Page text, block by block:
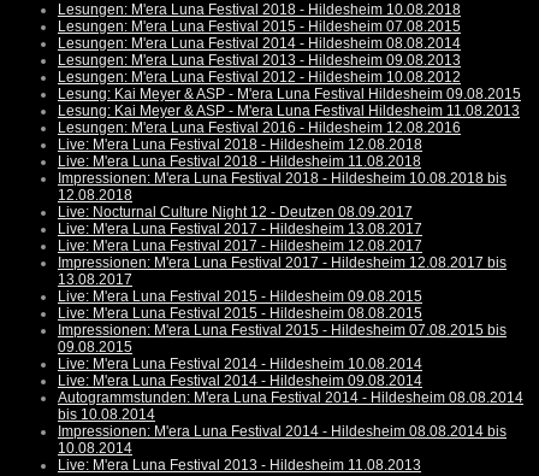
Lesungen: M'era Luna Festival 2018 - Hildesheim 10.08.2018
Lesungen: M'era Luna Festival 2015 - Hildesheim 07.08.2015
Lesungen: M'era Luna Festival 2014 - Hildesheim 08.08.2014
Lesungen: M'era Luna Festival 2013 - Hildesheim 09.08.2013
Lesungen: M'era Luna Festival 2012 - Hildesheim 10.08.2012
Lesung: Kai Meyer & ASP - M'era Luna Festival Hildesheim 09.08.2015
Lesung: Kai Meyer & ASP - M'era Luna Festival Hildesheim 11.08.2013
Lesungen: M'era Luna Festival 2016 - Hildesheim 12.08.2016
Live: M'era Luna Festival 2018 - Hildesheim 12.08.2018
Live: M'era Luna Festival 2018 - Hildesheim 11.08.2018
Impressionen: M'era Luna Festival 2018 - Hildesheim 10.08.2018 bis
12.08.2018
Live: Nocturnal Culture Night 12 - Deutzen 08.09.2017
Live: M'era Luna Festival 2017 - Hildesheim 13.08.2017
Live: M'era Luna Festival 2017 - Hildesheim 12.08.2017
Impressionen: M'era Luna Festival 2017 - Hildesheim 12.08.2017 bis
13.08.2017
Live: M'era Luna Festival 2015 - Hildesheim 09.08.2015
Live: M'era Luna Festival 2015 - Hildesheim 08.08.2015
Impressionen: M'era Luna Festival 2015 - Hildesheim 07.08.2015 bis
09.08.2015
Live: M'era Luna Festival 2014 - Hildesheim 10.08.2014
Live: M'era Luna Festival 2014 - Hildesheim 09.08.2014
Autogrammstunden: M'era Luna Festival 2014 - Hildesheim 08.08.2014
bis 10.08.2014
Impressionen: M'era Luna Festival 2014 - Hildesheim 08.08.2014 bis
10.08.2014
Live: M'era Luna Festival 2013 - Hildesheim 11.08.2013